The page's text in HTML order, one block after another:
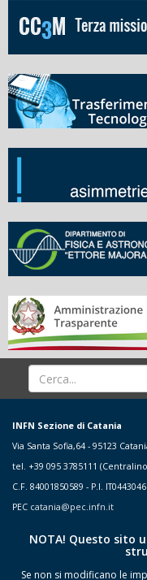
INFN Sezione di Catania
Via Santa Sofia,64 - 95123
tel. +39 095 3785111
C.F. 84001850589 - P.I.
PEC catania@pec.infn.it
NOTA! Questo sito
Se non si modificano le